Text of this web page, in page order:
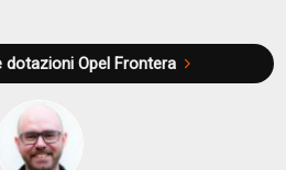
dotazioni Opel Frontera